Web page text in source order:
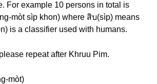
For example 10 persons in total is
mòt sìp khon) where สิบ(sìp) means
is a classifier used with humans.
repeat after Khruu Pim.
mòt)